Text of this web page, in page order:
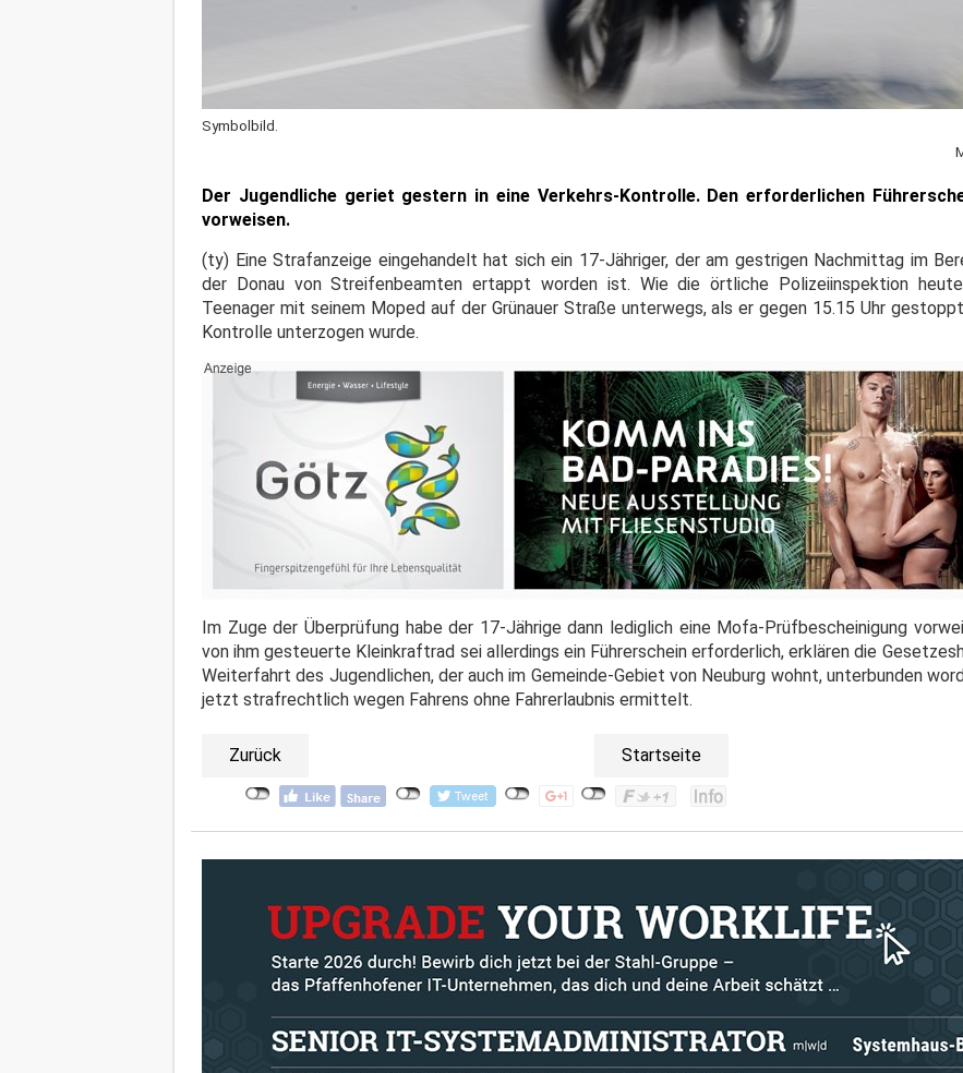
Symbolbild.
Der Jugendliche geriet gestern in eine Verkehrs-Kontrolle. Den erforderlichen
vorweisen.
(ty) Eine Strafanzeige eingehandelt hat sich ein 17-Jähriger, der am gestrigen Nachmittag im
der Donau von Streifenbeamten ertappt worden ist. Wie die örtliche Polizeiinspektion
Teenager mit seinem Moped auf der Grünauer Straße unterwegs, als er gegen 15.15 Uhr
Kontrolle unterzogen wurde.
Im Zuge der Überprüfung habe der 17-Jährige dann lediglich eine Mofa-Prüfbescheinigung
von ihm gesteuerte Kleinkraftrad sei allerdings ein Führerschein erforderlich, erklären die
Weiterfahrt des Jugendlichen, der auch im Gemeinde-Gebiet von Neuburg wohnt, unterbunden
jetzt strafrechtlich wegen Fahrens ohne Fahrerlaubnis ermittelt.
Zurück Startseite